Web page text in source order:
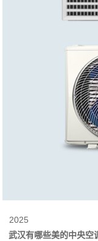
2025
武汉有哪些美的中央空